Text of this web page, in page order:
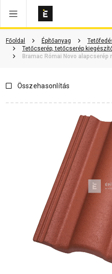
Főoldal Építőanyag
Tetőcserép, tetőcserép
Bramac Római Novo alapcserép
Vásárlói vélemények Kérdések
Összehasonlítás